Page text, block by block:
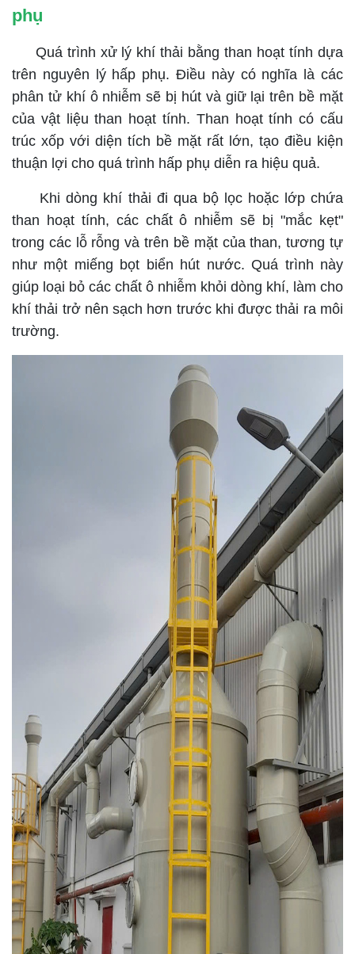
phụ
Quá trình xử lý khí thải bằng than hoạt tính dựa
trên nguyên lý hấp phụ. Điều này có nghĩa là các
phân tử khí ô nhiễm sẽ bị hút và giữ lại trên bề mặt
của vật liệu than hoạt tính. Than hoạt tính có cấu
trúc xốp với diện tích bề mặt rất lớn, tạo điều kiện
thuận lợi cho quá trình hấp phụ diễn ra hiệu quả.
Khi dòng khí thải đi qua bộ lọc hoặc lớp chứa
than hoạt tính, các chất ô nhiễm sẽ bị "mắc kẹt"
trong các lỗ rỗng và trên bề mặt của than, tương tự
như một miếng bọt biển hút nước. Quá trình này
giúp loại bỏ các chất ô nhiễm khỏi dòng khí, làm cho
khí thải trở nên sạch hơn trước khi được thải ra môi
trường.